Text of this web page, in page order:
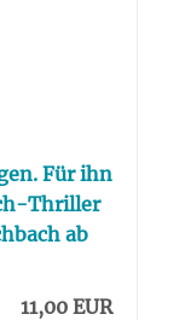
Für ihn
Thriller
ab
11,00 EUR